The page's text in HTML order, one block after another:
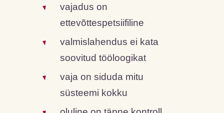
vajadus on
ettevõttespetsiifiline
valmislahendus ei kata
soovitud tööloogikat
vaja on siduda mitu
süsteemi kokku